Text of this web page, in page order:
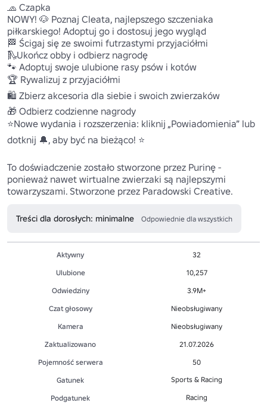
🧢 Czapka
NOWY! 🐶 Poznaj Cleata, najlepszego szczeniaka
piłkarskiego! Adoptuj go i dostosuj jego wygląd
🏁 Ścigaj się ze swoimi futrzastymi przyjaciółmi
🛝Ukończ obby i odbierz nagrodę
🐾 Adoptuj swoje ulubione rasy psów i kotów
🏆 Rywalizuj z przyjaciółmi
🛍️ Zbierz akcesoria dla siebie i swoich zwierzaków
🎁 Odbierz codzienne nagrody
⭐Nowe wydania i rozszerzenia: kliknij „Powiadomienia” lub
dotknij 🔔, aby być na bieżąco! ⭐
To doświadczenie zostało stworzone przez Purinę -
ponieważ nawet wirtualne zwierzaki są najlepszymi
towarzyszami. Stworzone przez Paradowski Creative.
Treści dla dorosłych: minimalne Odpowiednie dla wszystkich
Aktywny
32
Ulubione
10,257
Odwiedziny
3.9M+
Czat głosowy
Nieobsługiwany
Kamera
Nieobsługiwany
Zaktualizowano
21.07.2026
Pojemność serwera
50
Gatunek
Sports & Racing
Podgatunek Racing